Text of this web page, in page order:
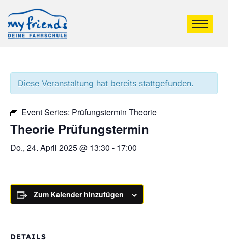
Diese Veranstaltung hat bereits stattgefunden.
Event Series: Prüfungstermin Theorie
Theorie Prüfungstermin
Do., 24. April 2025 @ 13:30 - 17:00
Zum Kalender hinzufügen
DETAILS